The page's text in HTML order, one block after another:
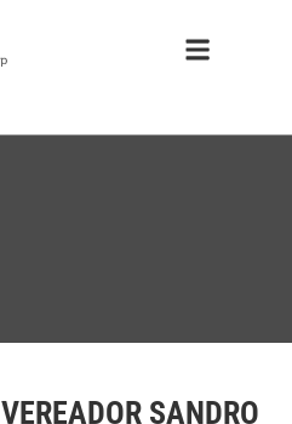
VEREADOR SANDRO